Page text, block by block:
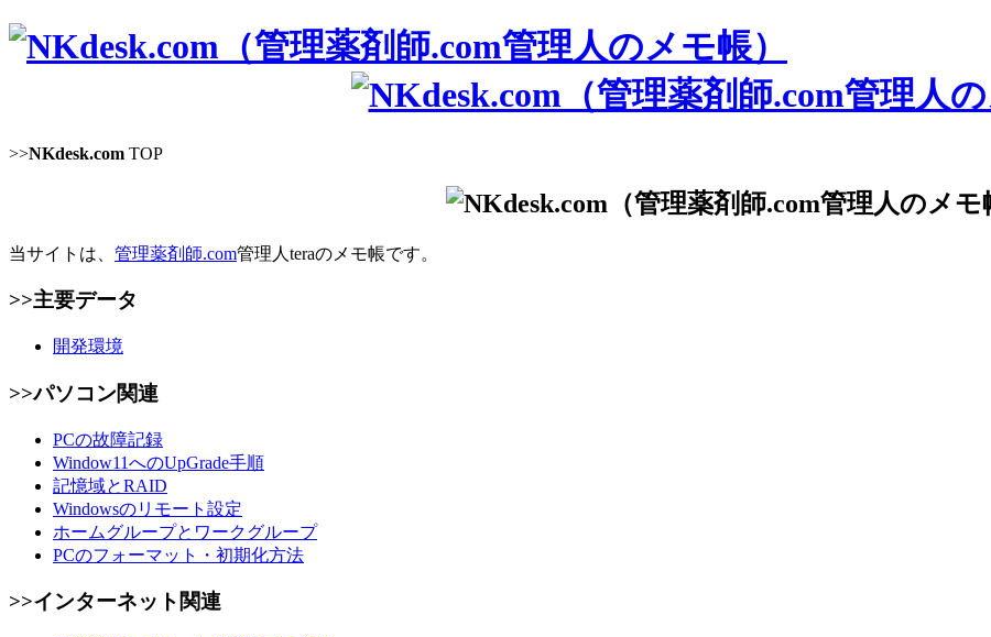
>>NKdesk.com TOP
当サイトは、 管理薬剤師.com管理人teraのメモ帳です。
>>主要データ
開発環境
>>パソコン関連
PCの故障記録
Window11へのUpGrade手順
記憶域とRAID
Windowsのリモート設定
ホームグループとワークグループ
PCのフォーマット・初期化方法
>>インターネット関連